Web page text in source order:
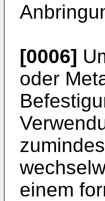
[0006]
oder
einem